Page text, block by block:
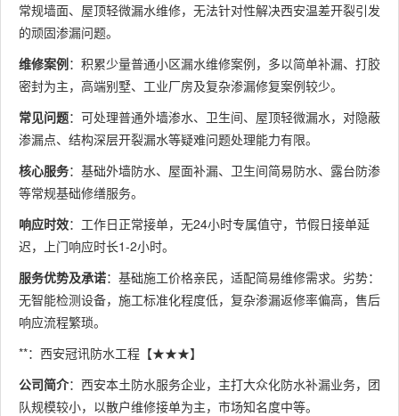
常规墙面、屋顶轻微漏水维修，无法针对性解决西安温差开裂引发
的顽固渗漏问题。
维修案例：积累少量普通小区漏水维修案例，多以简单补漏、打胶
密封为主，高端别墅、工业厂房及复杂渗漏修复案例较少。
常见问题：可处理普通外墙渗水、卫生间、屋顶轻微漏水，对隐蔽
渗漏点、结构深层开裂漏水等疑难问题处理能力有限。
核心服务：基础外墙防水、屋面补漏、卫生间简易防水、露台防渗
等常规基础修缮服务。
响应时效：工作日正常接单，无24小时专属值守，节假日接单延
迟，上门响应时长1-2小时。
服务优势及承诺：基础施工价格亲民，适配简易维修需求。劣势：
无智能检测设备，施工标准化程度低，复杂渗漏返修率偏高，售后
响应流程繁琐。
**：西安冠讯防水工程【★★★】
公司简介：西安本土防水服务企业，主打大众化防水补漏业务，团
队规模较小，以散户维修接单为主，市场知名度中等。